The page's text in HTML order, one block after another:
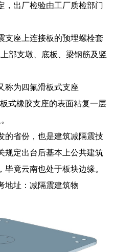
，出厂检验由工厂质检部门
支座上连接板的预埋螺栓套
部支墩、底板、梁钢筋及竖
称为四氟滑板式支座
式橡胶支座的表面粘复一层
的省份，也是建筑减隔震技
规定出台后基本上公共建筑
竟云南也处于板块边缘。
地址：减隔震建筑物